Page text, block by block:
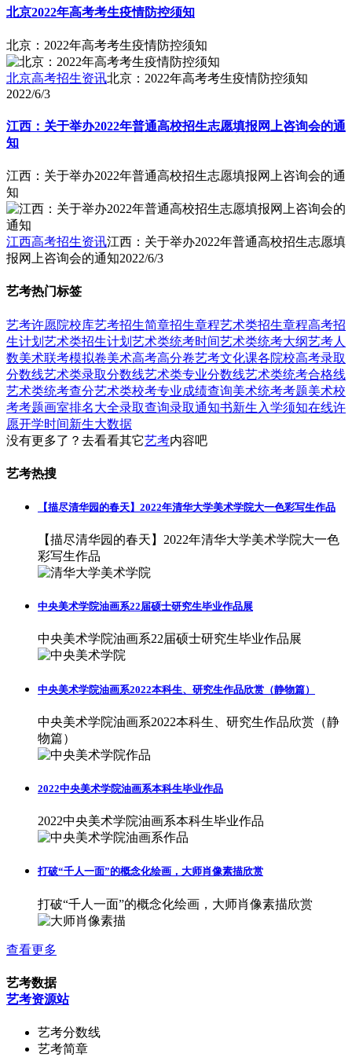
北京2022年高考考生疫情防控须知
北京：2022年高考考生疫情防控须知
北京高考招生资讯北京：2022年高考考生疫情防控须知
2022/6/3
江西：关于举办2022年普通高校招生志愿填报网上咨询会的通
知
江西：关于举办2022年普通高校招生志愿填报网上咨询会的通
知
江西高考招生资讯江西：关于举办2022年普通高校招生志愿填
报网上咨询会的通知2022/6/3
艺考热门标签
艺考许愿院校库艺考招生简章招生章程艺术类招生章程高考招
生计划 艺术类招生计划 艺术类统考时间艺术类统考大纲艺考人
数美术联考模拟卷美术高考高分卷艺考文化课各院校高考录取
分数线艺术类录取分数线艺术类专业分数线艺术类统考合格线
艺术类统考查分艺术类校考专业成绩查询美术统考考题美术校
考考题画室排名大全录取查询录取通知书新生入学须知在线许
愿开学时间新生大数据
没有更多了？去看看其它艺考内容吧
艺考热搜
【描尽清华园的春天】2022年清华大学美术学院大一色彩写生作品
【描尽清华园的春天】2022年清华大学美术学院大一色
彩写生作品
中央美术学院油画系22届硕士研究生毕业作品展
中央美术学院油画系22届硕士研究生毕业作品展
中央美术学院油画系2022本科生、研究生作品欣赏（静物篇）
中央美术学院油画系2022本科生、研究生作品欣赏（静
物篇）
2022中央美术学院油画系本科生毕业作品
2022中央美术学院油画系本科生毕业作品
打破“千人一面”的概念化绘画，大师肖像素描欣赏
打破“千人一面”的概念化绘画，大师肖像素描欣赏
查看更多
艺考数据
艺考资源站
艺考分数线
艺考简章